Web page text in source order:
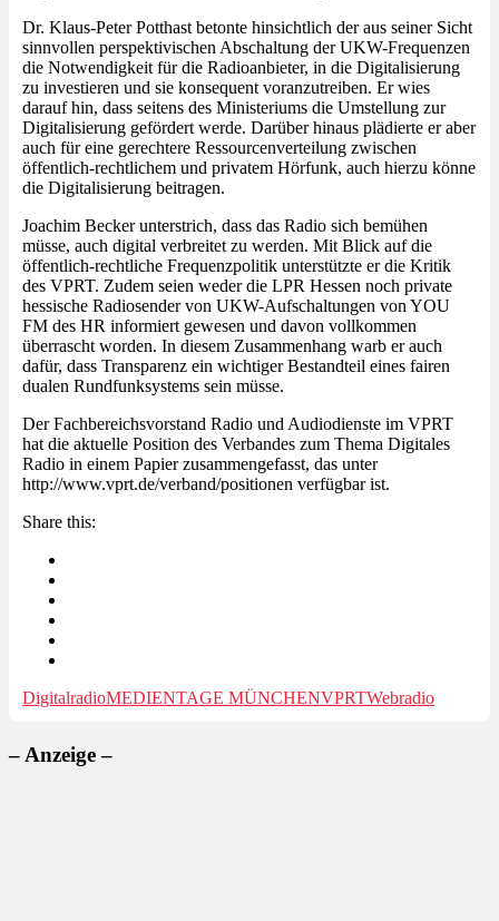
Dr. Klaus-Peter Potthast betonte hinsichtlich der aus seiner Sicht
sinnvollen perspektivischen Abschaltung der UKW-Frequenzen
die Notwendigkeit für die Radioanbieter, in die Digitalisierung
zu investieren und sie konsequent voranzutreiben. Er wies
darauf hin, dass seitens des Ministeriums die Umstellung zur
Digitalisierung gefördert werde. Darüber hinaus plädierte er aber
auch für eine gerechtere Ressourcenverteilung zwischen
öffentlich-rechtlichem und privatem Hörfunk, auch hierzu könne
die Digitalisierung beitragen.
Joachim Becker unterstrich, dass das Radio sich bemühen
müsse, auch digital verbreitet zu werden. Mit Blick auf die
öffentlich-rechtliche Frequenzpolitik unterstützte er die Kritik
des VPRT. Zudem seien weder die LPR Hessen noch private
hessische Radiosender von UKW-Aufschaltungen von YOU
FM des HR informiert gewesen und davon vollkommen
überrascht worden. In diesem Zusammenhang warb er auch
dafür, dass Transparenz ein wichtiger Bestandteil eines fairen
dualen Rundfunksystems sein müsse.
Der Fachbereichsvorstand Radio und Audiodienste im VPRT
hat die aktuelle Position des Verbandes zum Thema Digitales
Radio in einem Papier zusammengefasst, das unter
http://www.vprt.de/verband/positionen verfügbar ist.
Share this:
DigitalradioMEDIENTAGE MÜNCHENVPRTWebradio
– Anzeige –